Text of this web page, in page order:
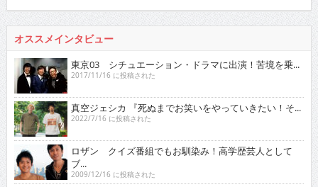
オススメインタビュー
東京03 シチュエーション・ドラマに出演！苦境を乗...
2017/11/16 に投稿された
真空ジェシカ 『死ぬまでお笑いをやっていきたい！そ...
2022/7/16 に投稿された
ロザン クイズ番組でもお馴染み！高学歴芸人として
ブ...
2009/12/16 に投稿された